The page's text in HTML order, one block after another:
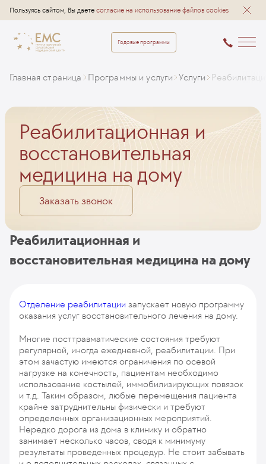
Пользуясь сайтом, Вы даете согласие на использование файлов cookies
Годовые программы
Главная страница Программы и услуги Услуги
Реабилитационная и
восстановительная
медицина на дому
Заказать звонок
Реабилитационная и
восстановительная медицина на дому
Отделение реабилитации запускает новую программу
оказания услуг восстановительного лечения на дому.
Многие посттравматические состояния требуют
регулярной, иногда ежедневной, реабилитации. При
этом зачастую имеются ограничения по осевой
нагрузке на конечность, пациентам необходимо
использование костылей, иммобилизирующих повязок
и т.д. Таким образом, любые перемещения пациента
крайне затруднительны физически и требуют
определенных организационных мероприятий.
Нередко дорога из дома в клинику и обратно
занимает несколько часов, сводя к минимуму
результаты проведенных процедур. Не стоит забывать